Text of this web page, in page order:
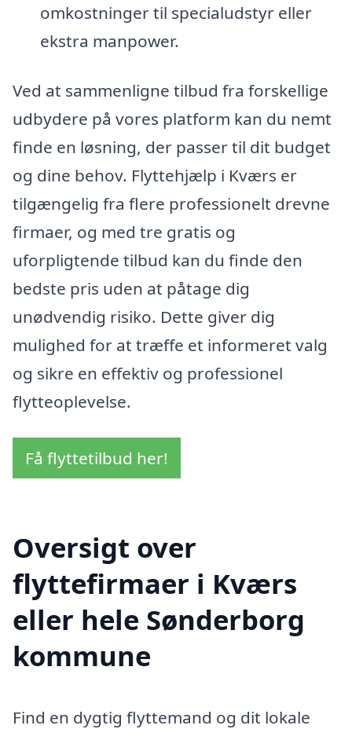
omkostninger til specialudstyr eller
ekstra manpower.
Ved at sammenligne tilbud fra forskellige
udbydere på vores platform kan du nemt
finde en løsning, der passer til dit budget
og dine behov. Flyttehjælp i Kværs er
tilgængelig fra flere professionelt drevne
firmaer, og med tre gratis og
uforpligtende tilbud kan du finde den
bedste pris uden at påtage dig
unødvendig risiko. Dette giver dig
mulighed for at træffe et informeret valg
og sikre en effektiv og professionel
flytteoplevelse.
Få flyttetilbud her!
Oversigt over
flyttefirmaer i Kværs
eller hele Sønderborg
kommune
Find en dygtig flyttemand og dit lokale